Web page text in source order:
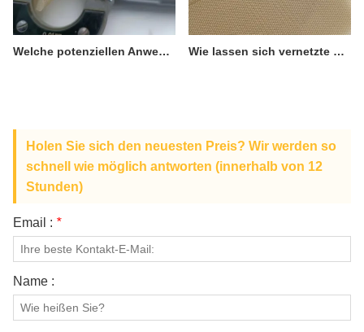
Welche potenziellen Anwendungsgebiete gibt es für PPS, ein hochtemperaturbeständiges, korrosionsbeständiges und hochsteifes Material? Wie lassen sich vernetzte PPS und lineare PPS unterscheiden, und worin bestehen die Unterschiede?
Holen Sie sich den neuesten Preis? Wir werden so
schnell wie möglich antworten (innerhalb von 12
Stunden)
Email : *
Name :